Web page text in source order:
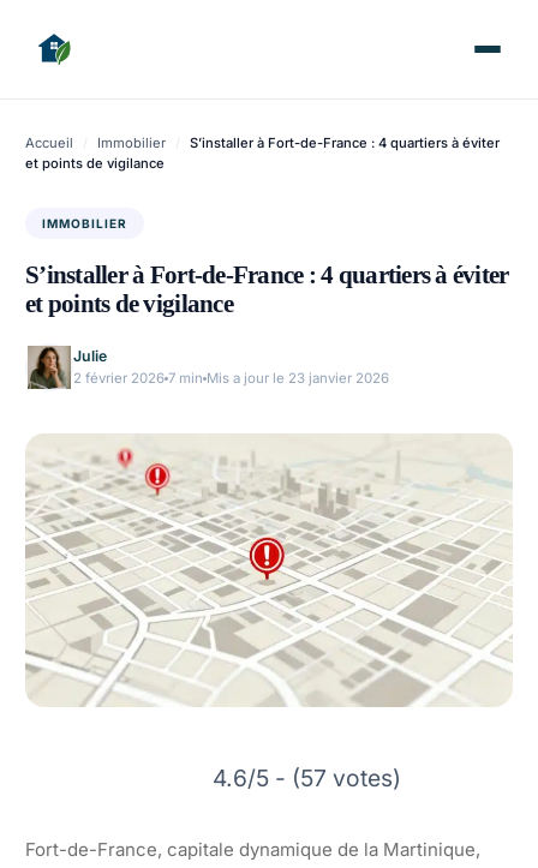
Accueil / Immobilier /
S’installer à Fort-de-France : 4 quartiers à éviter
et points de vigilance
IMMOBILIER
S’installer à Fort-de-France : 4 quartiers à éviter
et points de vigilance
Julie
2 février 2026 7 min Mis a jour le 23 janvier 2026
4.6/5 - (57 votes)
Fort-de-France, capitale dynamique de la Martinique,